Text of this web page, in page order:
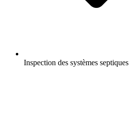
Inspection des systèmes septiques